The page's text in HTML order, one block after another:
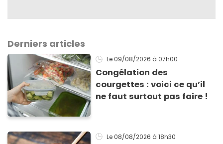
Derniers articles
Le 09/08/2026 à 07h00
Congélation des
courgettes : voici ce qu’il
ne faut surtout pas faire !
Le 08/08/2026 à 18h30